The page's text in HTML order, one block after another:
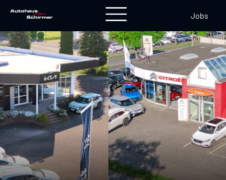
Jobs